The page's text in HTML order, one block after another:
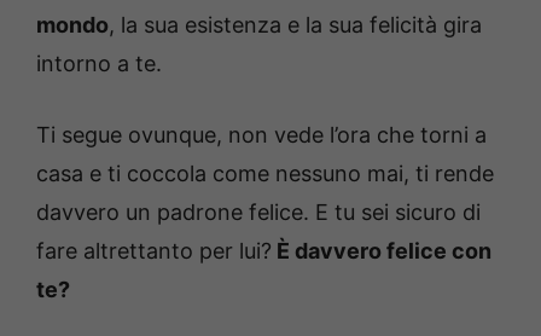
mondo, la sua esistenza e la sua felicità gira
intorno a te.
Ti segue ovunque, non vede l’ora che torni a
casa e ti coccola come nessuno mai, ti rende
davvero un padrone felice. E tu sei sicuro di
fare altrettanto per lui? È davvero felice con
te?